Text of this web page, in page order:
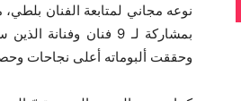
نوعه مجاني لمتابعة الفنان بلطي،
بمشاركة لـ 9 فنان
وحققت ألبوماته أعلى نجاحات وحصدت أكثر من